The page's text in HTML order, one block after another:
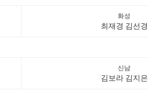
화성
최재경 김선경
신남
김보라 김지은